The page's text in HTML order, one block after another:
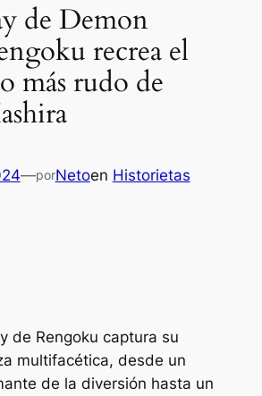
de Demon
recrea el
más rudo de
—porNetoen Historietas
de Rengoku captura su
multifacética, desde un
de la diversión hasta un